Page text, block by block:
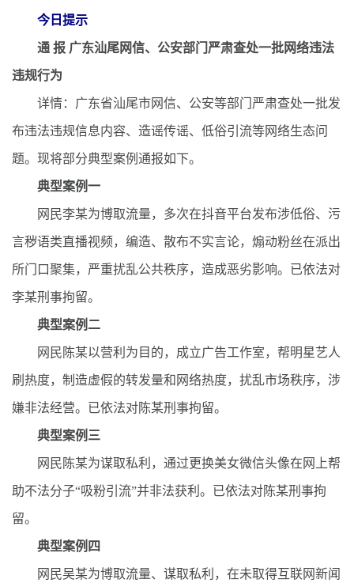
今日提示
通 报 广东汕尾网信、公安部门严肃查处一批网络违法
违规行为
详情：广东省汕尾市网信、公安等部门严肃查处一批发
布违法违规信息内容、造谣传谣、低俗引流等网络生态问
题。现将部分典型案例通报如下。
典型案例一
网民李某为博取流量，多次在抖音平台发布涉低俗、污
言秽语类直播视频，编造、散布不实言论，煽动粉丝在派出
所门口聚集，严重扰乱公共秩序，造成恶劣影响。已依法对
李某刑事拘留。
典型案例二
网民陈某以营利为目的，成立广告工作室，帮明星艺人
刷热度，制造虚假的转发量和网络热度，扰乱市场秩序，涉
嫌非法经营。已依法对陈某刑事拘留。
典型案例三
网民陈某为谋取私利，通过更换美女微信头像在网上帮
助不法分子“吸粉引流”并非法获利。已依法对陈某刑事拘
留。
典型案例四
网民吴某为博取流量、谋取私利，在未取得互联网新闻